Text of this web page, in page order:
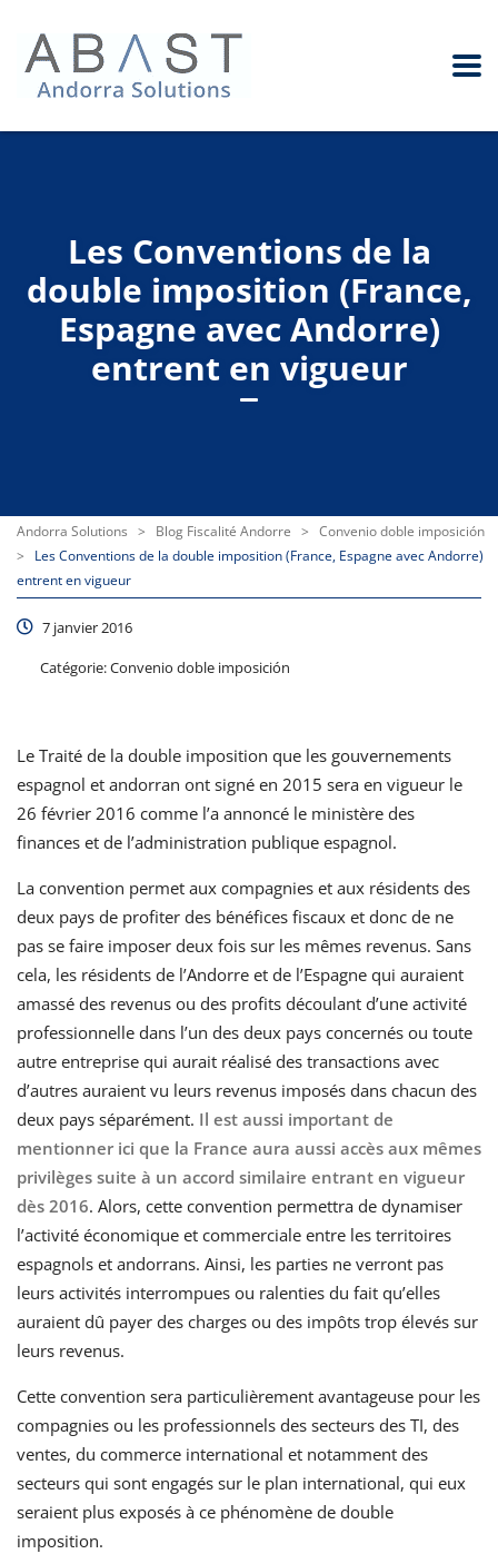
Andorra Solutions > Blog Fiscalité Andorre > Convenio doble imposición
>
Les Conventions de la double imposition (France, Espagne avec Andorre)
entrent en vigueur
Les Conventions de la
double imposition (France,
Espagne avec Andorre)
entrent en vigueur
7 janvier 2016
Catégorie:Convenio doble imposición
Le Traité de la double imposition que les gouvernements
espagnol et andorran ont signé en 2015 sera en vigueur le
26 février 2016 comme l’a annoncé le ministère des
finances et de l’administration publique espagnol.
La convention permet aux compagnies et aux résidents des
deux pays de profiter des bénéfices fiscaux et donc de ne
pas se faire imposer deux fois sur les mêmes revenus. Sans
cela, les résidents de l’Andorre et de l’Espagne qui auraient
amassé des revenus ou des profits découlant d’une activité
professionnelle dans l’un des deux pays concernés ou toute
autre entreprise qui aurait réalisé des transactions avec
d’autres auraient vu leurs revenus imposés dans chacun des
deux pays séparément. Il est aussi important de
mentionner ici que la France aura aussi accès aux mêmes
privilèges suite à un accord similaire entrant en vigueur
dès 2016. Alors, cette convention permettra de dynamiser
l’activité économique et commerciale entre les territoires
espagnols et andorrans. Ainsi, les parties ne verront pas
leurs activités interrompues ou ralenties du fait qu’elles
auraient dû payer des charges ou des impôts trop élevés sur
leurs revenus.
Cette convention sera particulièrement avantageuse pour les
compagnies ou les professionnels des secteurs des TI, des
ventes, du commerce international et notamment des
secteurs qui sont engagés sur le plan international, qui eux
seraient plus exposés à ce phénomène de double
imposition.